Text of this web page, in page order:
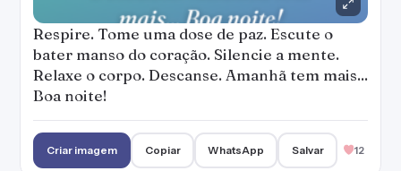
Respire. Tome uma dose de paz. Escute o
bater manso do coração. Silencie a mente.
Relaxe o corpo. Descanse. Amanhã tem mais...
Boa noite!
Criar imagem Copiar WhatsApp Salvar 12